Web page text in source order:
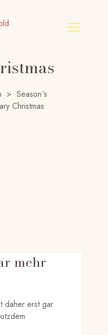
> Season`s
Christmas
mehr
daher erst gar